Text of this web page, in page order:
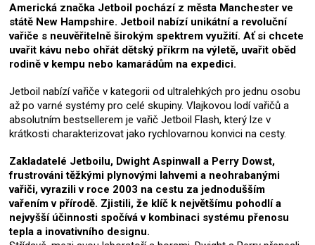
Americká značka Jetboil pochází z města Manchester ve
státě New Hampshire. Jetboil nabízí unikátní a revoluční
vařiče s neuvěřitelně širokým spektrem využití. Ať si chcete
uvařit kávu nebo ohřát dětský příkrm na výletě, uvařit oběd
rodině v kempu nebo kamarádům na expedici.
Jetboil nabízí vařiče v kategorii od ultralehkých pro jednu osobu
až po varné systémy pro celé skupiny. Vlajkovou lodí vařičů a
absolutním bestsellerem je vařič Jetboil Flash, který lze v
krátkosti charakterizovat jako rychlovarnou konvici na cesty.
Zakladatelé Jetboilu, Dwight Aspinwall a Perry Dowst,
frustrováni těžkými plynovými lahvemi a neohrabanými
vařiči, vyrazili v roce 2003 na cestu za jednodušším
vařením v přírodě. Zjistili, že klíč k největšímu pohodlí a
nejvyšší účinnosti spočívá v kombinaci systému přenosu
tepla a inovativního designu.